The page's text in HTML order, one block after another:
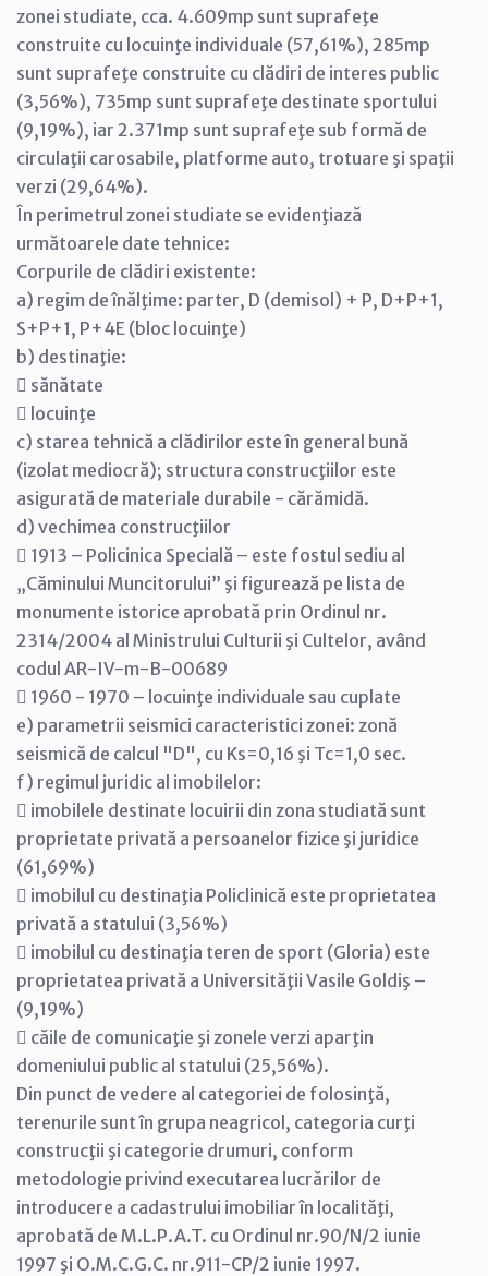
zonei studiate, cca. 4.609mp sunt suprafeţe
construite cu locuinţe individuale (57,61%), 285mp
sunt suprafeţe construite cu clădiri de interes public
(3,56%), 735mp sunt suprafeţe destinate sportului
(9,19%), iar 2.371mp sunt suprafeţe sub formă de
circulaţii carosabile, platforme auto, trotuare şi spaţii
verzi (29,64%).
În perimetrul zonei studiate se evidenţiază
următoarele date tehnice:
Corpurile de clădiri existente:
a) regim de înălţime: parter, D (demisol) + P, D+P+1,
S+P+1, P+4E (bloc locuinţe)
b) destinaţie:
 sănătate
 locuinţe
c) starea tehnică a clădirilor este în general bună
(izolat mediocră); structura construcţiilor este
asigurată de materiale durabile - cărămidă.
d) vechimea construcţiilor
 1913 – Policinica Specială – este fostul sediu al
„Căminului Muncitorului” şi figurează pe lista de
monumente istorice aprobată prin Ordinul nr.
2314/2004 al Ministrului Culturii şi Cultelor, având
codul AR-IV-m-B-00689
 1960 - 1970 – locuinţe individuale sau cuplate
e) parametrii seismici caracteristici zonei: zonă
seismică de calcul "D", cu Ks=0,16 şi Tc=1,0 sec.
f) regimul juridic al imobilelor:
 imobilele destinate locuirii din zona studiată sunt
proprietate privată a persoanelor fizice şi juridice
(61,69%)
 imobilul cu destinaţia Policlinică este proprietatea
privată a statului (3,56%)
 imobilul cu destinaţia teren de sport (Gloria) este
proprietatea privată a Universităţii Vasile Goldiş –
(9,19%)
 căile de comunicaţie şi zonele verzi aparţin
domeniului public al statului (25,56%).
Din punct de vedere al categoriei de folosinţă,
terenurile sunt în grupa neagricol, categoria curţi
construcţii şi categorie drumuri, conform
metodologie privind executarea lucrărilor de
introducere a cadastrului imobiliar în localităţi,
aprobată de M.L.P.A.T. cu Ordinul nr.90/N/2 iunie
1997 şi O.M.C.G.C. nr.911-CP/2 iunie 1997.